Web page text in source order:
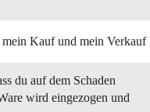
mein Kauf und mein Verkauf
du auf dem Schaden
wird eingezogen und